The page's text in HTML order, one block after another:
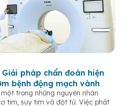
pháp chẩn đoán hiện
bệnh động mạch vành
trong những nguyên nhân
tim, suy tim và đột tử. Việc phát